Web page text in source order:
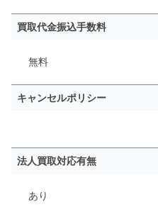
買取代金振込手数料
無料
キャンセルポリシー
法人買取対応有無
あり